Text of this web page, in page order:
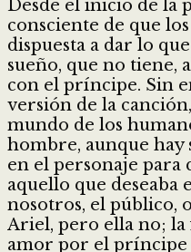
Desde el inicio de la
consciente de que
dispuesta a dar lo
sueño, que no tiene,
con el príncipe. Sin
versión de la
mundo de los
hombre, aunque hay
en el personaje para
aquello que deseaba
nosotros, el público,
Ariel, pero ella no; la
amor por el príncipe